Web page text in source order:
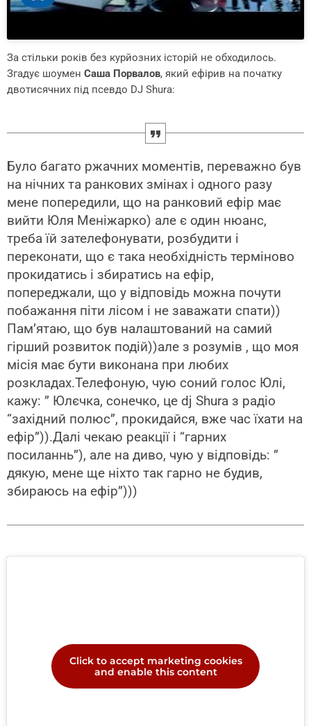
За стільки років без курйозних історій не обходилось.
Згадує шоумен Саша Порвалов, який ефірив на початку
двотисячних під псевдо DJ Shura:
Було багато ржачних моментів, переважно був
на нічних та ранкових змінах і одного разу
мене попередили, що на ранковий ефір має
вийти Юля Меніжарко) але є один нюанс,
треба їй зателефонувати, розбудити і
переконати, що є така необхідність терміново
прокидатись і збиратись на ефір,
попереджали, що у відповідь можна почути
побажання піти лісом і не заважати спати))
Пам’ятаю, що був налаштований на самий
гірший розвиток подій))але з розумів , що моя
місія має бути виконана при любих
розкладах.Телефоную, чую соний голос Юлі,
кажу: ” Юлєчка, сонечко, це dj Shura з радіо
“західний полюс”, прокидайся, вже час їхати на
ефір”)).Далі чекаю реакції і “гарних
посиланнь”), але на диво, чую у відповідь: ”
дякую, мене ще ніхто так гарно не будив,
збираюсь на ефір”)))
Click to accept marketing cookies
and enable this content